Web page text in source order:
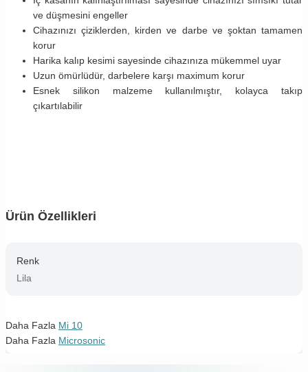
ve düşmesini engeller
Cihazınızı çiziklerden, kirden ve darbe ve şoktan tamamen
korur
Harika kalıp kesimi sayesinde cihazınıza mükemmel uyar
Uzun ömürlüdür, darbelere karşı maximum korur
Esnek silikon malzeme kullanılmıştır, kolayca takıp
çıkartılabilir
Ürün Özellikleri
Renk
Lila
Daha Fazla Mi 10
Daha Fazla Microsonic